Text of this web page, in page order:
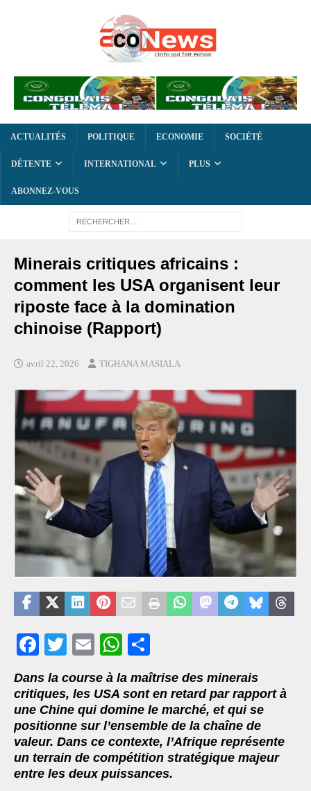
ACTUALITÉS POLITIQUE ECONOMIE SOCIÉTÉ
DÉTENTE INTERNATIONAL PLUS
ABONNEZ-VOUS
Minerais critiques africains :
comment les USA organisent leur
riposte face à la domination
chinoise (Rapport)
avril 22, 2026 TIGHANA MASIALA
F
ac
eb
oo
k
T
tt
er
E
m
ai
l
W
at
s
A
p
p
h
ar
e
Dans la course à la maîtrise des minerais
critiques, les USA sont en retard par rapport à
une Chine qui domine le marché, et qui se
positionne sur l’ensemble de la chaîne de
valeur. Dans ce contexte, l’Afrique représente
un terrain de compétition stratégique majeur
entre les deux puissances.